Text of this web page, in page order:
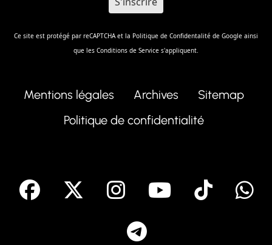
Ce site est protégé par reCAPTCHA et la Politique de Confidentalité de Google ainsi
que les Conditions de Service s'appliquent.
Mentions légales Archives
Sitemap
Politique de confidentialité
facebook Instagram
Youtube
Tik